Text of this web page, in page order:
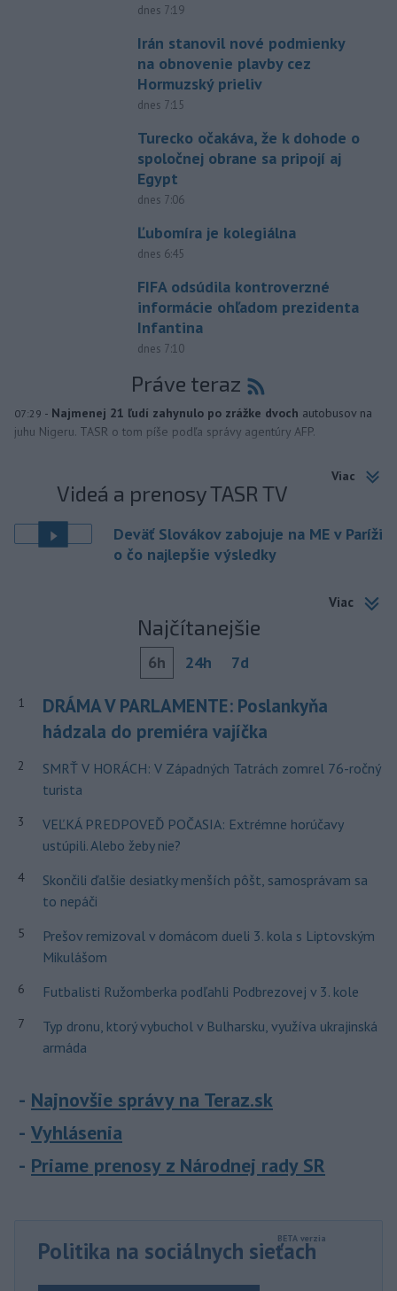
dnes 7:19
Irán stanovil nové podmienky
na obnovenie plavby cez
Hormuzský prieliv
dnes 7:15
Turecko očakáva, že k dohode o
spoločnej obrane sa pripojí aj
Egypt
dnes 7:06
Ľubomíra je kolegiálna
dnes 6:45
FIFA odsúdila kontroverzné
informácie ohľadom prezidenta
Infantina
dnes 7:10
Práve teraz
07:29 - Najmenej 21 ľudí zahynulo po zrážke dvoch autobusov na
juhu Nigeru. TASR o tom píše podľa správy agentúry AFP.
Viac
Videá a prenosy TASR TV
Deväť Slovákov zabojuje na ME v Paríži
o čo najlepšie výsledky
Viac
Najčítanejšie
6h 24h 7d
1
DRÁMA V PARLAMENTE: Poslankyňa
hádzala do premiéra vajíčka
2
SMRŤ V HORÁCH: V Západných Tatrách zomrel 76-ročný
turista
3
VEĽKÁ PREDPOVEĎ POČASIA: Extrémne horúčavy
ustúpili. Alebo žeby nie?
4
Skončili ďalšie desiatky menších pôšt, samosprávam sa
to nepáči
5
Prešov remizoval v domácom dueli 3. kola s Liptovským
Mikulášom
6 Futbalisti Ružomberka podľahli Podbrezovej v 3. kole
7
Typ dronu, ktorý vybuchol v Bulharsku, využíva ukrajinská
armáda
Najnovšie správy na Teraz.sk
Vyhlásenia
Priame prenosy z Národnej rady SR
Politika na sociálnych sieťach